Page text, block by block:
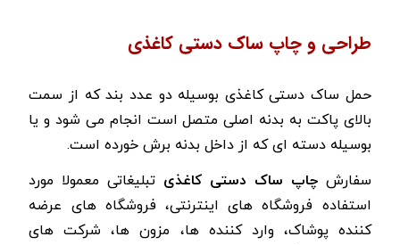
طراحی و چاپ ساک دستی کاغذی
حمل ساک دستی کاغذی بوسیله دو عدد بند که از سمت
بالای پاکت به بدنه اصلی متصل است انجام می شود و یا
بوسیله دسته ای که از داخل بدنه برش خورده است.
سفارش چاپ ساک دستی کاغذی تبلیغاتی معمولا مورد
استفاده فروشگاه های اینترنتی، فروشگاه های عرضه
کننده پوشاک، وارد کننده ها، مزون ها، شرکت های